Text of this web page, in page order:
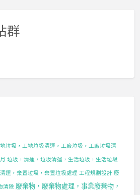
群
垃圾，工地垃圾清運，工廠垃圾，工廠垃圾清
垃圾，清運，垃圾清運，生活垃圾，生活垃圾
運，棄置垃圾，棄置垃圾處理 工程規劃設計 廢
清除 廢棄物，廢棄物處理，事業廢棄物，